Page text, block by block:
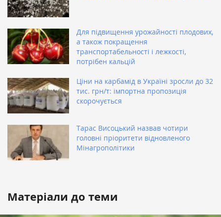
Для підвищення урожайності плодових,
а також покращення
транспортабельності і лежкості,
потрібен кальцій
Ціни на карбамід в Україні зросли до 32
тис. грн/т: імпортна пропозиція
скорочується
Тарас Висоцький назвав чотири
головні пріоритети відновленого
Мінагрополітики
Матеріали до теми